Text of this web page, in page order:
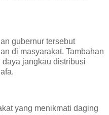
gubernur tersebut
di masyarakat. Tambahan
jangkau distribusi
yang menikmati daging